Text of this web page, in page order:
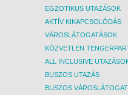
EGZOTIKUS UTAZÁSOK
AKTÍV KIKAPCSOLÓDÁS
VÁROSLÁTOGATÁSOK
BUSZOS UTAZÁS